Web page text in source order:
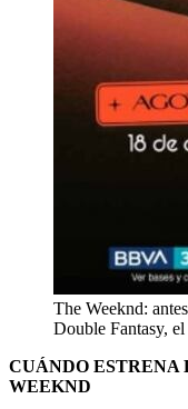
The Weeknd:
Double Fantasy,
CUÁNDO ESTRENA
WEEKND